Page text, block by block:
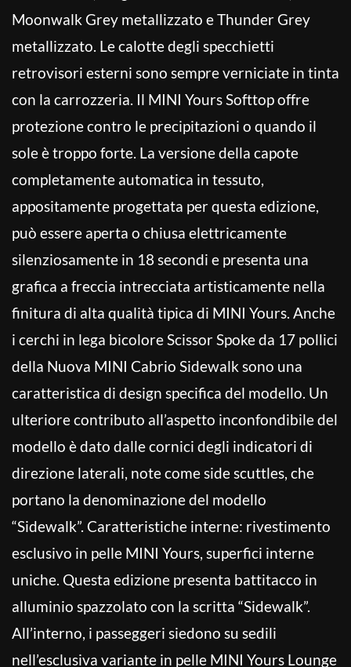
Moonwalk Grey metallizzato e Thunder Grey
metallizzato. Le calotte degli specchietti
retrovisori esterni sono sempre verniciate in tinta
con la carrozzeria. Il MINI Yours Softtop offre
protezione contro le precipitazioni o quando il
sole è troppo forte. La versione della capote
completamente automatica in tessuto,
appositamente progettata per questa edizione,
può essere aperta o chiusa elettricamente
silenziosamente in 18 secondi e presenta una
grafica a freccia intrecciata artisticamente nella
finitura di alta qualità tipica di MINI Yours. Anche
i cerchi in lega bicolore Scissor Spoke da 17 pollici
della Nuova MINI Cabrio Sidewalk sono una
caratteristica di design specifica del modello. Un
ulteriore contributo all’aspetto inconfondibile del
modello è dato dalle cornici degli indicatori di
direzione laterali, note come side scuttles, che
portano la denominazione del modello
“Sidewalk”. Caratteristiche interne: rivestimento
esclusivo in pelle MINI Yours, superfici interne
uniche. Questa edizione presenta battitacco in
alluminio spazzolato con la scritta “Sidewalk”.
All’interno, i passeggeri siedono su sedili
nell’esclusiva variante in pelle MINI Yours Lounge